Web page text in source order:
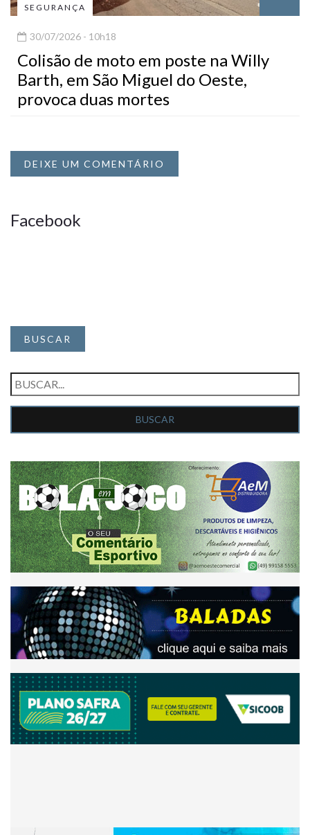
SEGURANÇA
30/07/2026 - 10h18
Colisão de moto em poste na Willy
Barth, em São Miguel do Oeste,
provoca duas mortes
DEIXE UM COMENTÁRIO
Facebook
BUSCAR